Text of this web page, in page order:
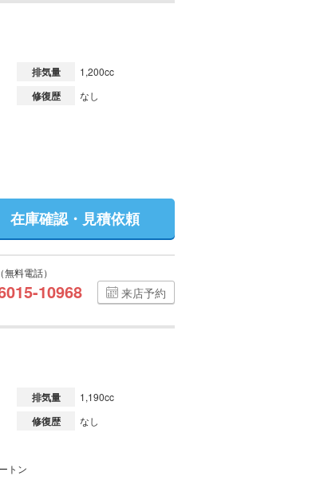
排気量 1,200cc
修復歴 なし
在庫確認・見積依頼
料電話）
10968 来店予約
排気量 1,190cc
修復歴 なし
トン